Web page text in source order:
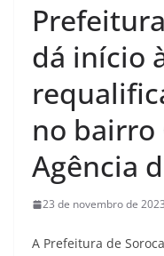
dá início
no bairro
Agência
23 de novembro de 2023
A Prefeitura de